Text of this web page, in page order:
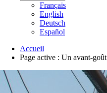
Français
English
Deutsch
Español
Accueil
Page active : Un avant-goût